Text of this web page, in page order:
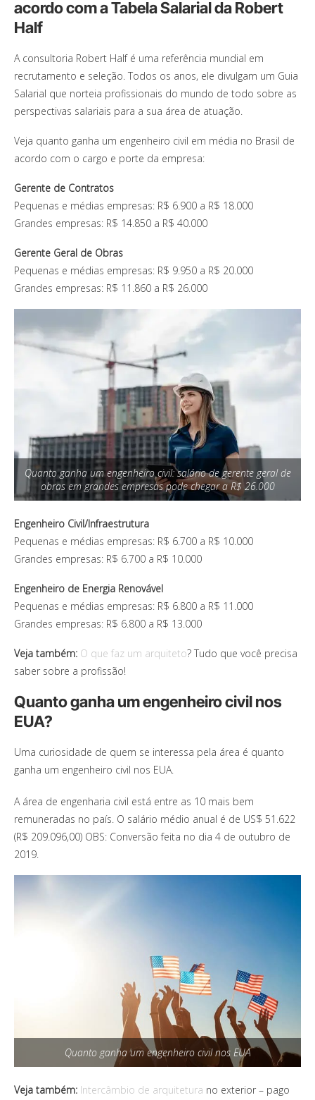
acordo com a Tabela Salarial da Robert
Half
A consultoria Robert Half é uma referência mundial em
recrutamento e seleção. Todos os anos, ele divulgam um Guia
Salarial que norteia profissionais do mundo de todo sobre as
perspectivas salariais para a sua área de atuação.
Veja quanto ganha um engenheiro civil em média no Brasil de
acordo com o cargo e porte da empresa:
Gerente de Contratos
Pequenas e médias empresas: R$ 6.900 a R$ 18.000
Grandes empresas: R$ 14.850 a R$ 40.000
Gerente Geral de Obras
Pequenas e médias empresas: R$ 9.950 a R$ 20.000
Grandes empresas: R$ 11.860 a R$ 26.000
Quanto ganha um engenheiro civil: salário de gerente geral de
obras em grandes empresas pode chegar a R$ 26.000
Engenheiro Civil/Infraestrutura
Pequenas e médias empresas: R$ 6.700 a R$ 10.000
Grandes empresas: R$ 6.700 a R$ 10.000
Engenheiro de Energia Renovável
Pequenas e médias empresas: R$ 6.800 a R$ 11.000
Grandes empresas: R$ 6.800 a R$ 13.000
Veja também: O que faz um arquiteto? Tudo que você precisa
saber sobre a profissão!
Quanto ganha um engenheiro civil nos
EUA?
Uma curiosidade de quem se interessa pela área é quanto
ganha um engenheiro civil nos EUA.
A área de engenharia civil está entre as 10 mais bem
remuneradas no país. O salário médio anual é de US$ 51.622
(R$ 209.096,00) OBS: Conversão feita no dia 4 de outubro de
2019.
Quanto ganha um engenheiro civil nos EUA
Veja também: Intercâmbio de arquitetura no exterior – pago